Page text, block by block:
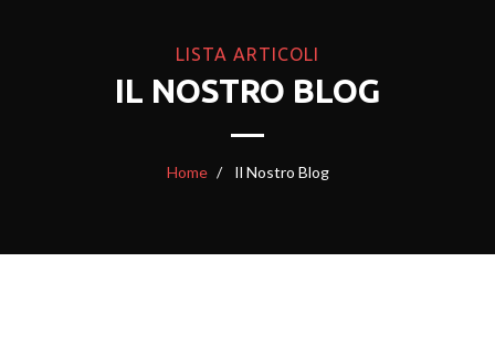
LISTA ARTICOLI
IL NOSTRO BLOG
Home Il Nostro Blog